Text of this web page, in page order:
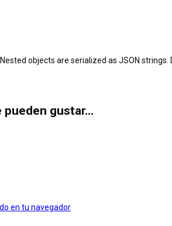
objects are serialized as JSON strings.
pueden gustar…
en tu navegador